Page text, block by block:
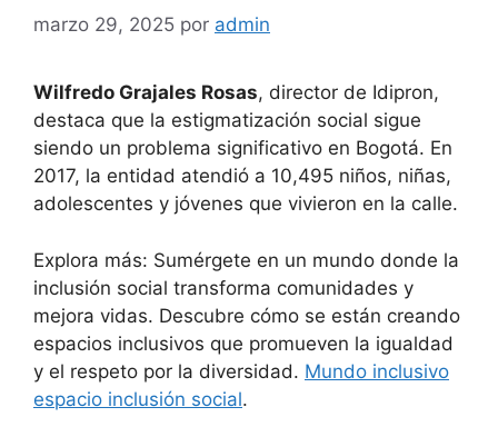
marzo 29, 2025 por admin
Wilfredo Grajales Rosas, director de Idipron,
destaca que la estigmatización social sigue
siendo un problema significativo en Bogotá. En
2017, la entidad atendió a 10,495 niños, niñas,
adolescentes y jóvenes que vivieron en la calle.
Explora más: Sumérgete en un mundo donde la
inclusión social transforma comunidades y
mejora vidas. Descubre cómo se están creando
espacios inclusivos que promueven la igualdad
y el respeto por la diversidad. Mundo inclusivo
espacio inclusión social.